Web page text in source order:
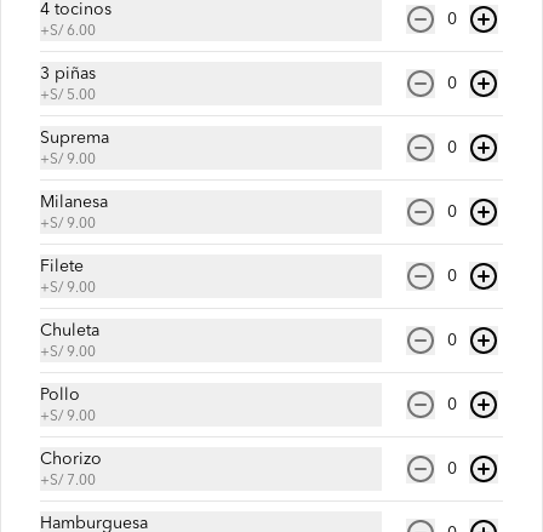
Jugo de fresa con leche
4 tocinos
+S/ 6.00
0
3 piñas
+S/ 5.00
0
Suprema
+S/ 9.00
0
Milanesa
+S/ 9.00
0
Filete
+S/ 9.00
0
Chuleta
+S/ 9.00
0
Pollo
+S/ 9.00
0
Chorizo
+S/ 7.00
0
Hamburguesa